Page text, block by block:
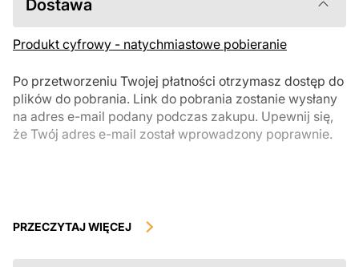
Dostawa
Produkt cyfrowy - natychmiastowe pobieranie
Po przetworzeniu Twojej płatności otrzymasz dostęp do
plików do pobrania. Link do pobrania zostanie wysłany
na adres e-mail podany podczas zakupu. Upewnij się,
że Twój adres e-mail został wprowadzony poprawnie.
podlegają zwrotowi ani wymianie po ich pobraniu. Zalecamy
przed zakupem. Jeśli masz jakiekolwiek problemy z zamówieniem,
PRZECZYTAJ WIĘCEJ